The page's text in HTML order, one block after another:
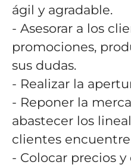
ágil y agradable.
- Asesorar a los
promociones,
sus dudas.
- Realizar la
- Reponer la
abastecer los
clientes
- Colocar precios y